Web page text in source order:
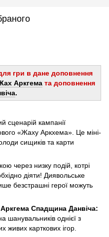
гри в дане доповнення
Аркгема та доповнення
.
сценарій кампанії
«Жаху Аркхема». Це міні-
сищиків та карти
через низку подій, котрі
діяти! Диявольське
безстрашні герої можуть
Спадщина Данвіча:
шанувальників однієї з
карткових ігор.